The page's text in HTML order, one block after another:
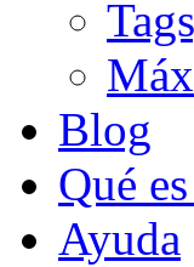
Blog
Qué
Ayuda